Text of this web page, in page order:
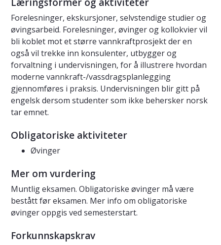
Forelesninger, ekskursjoner, selvstendige studier og
øvingsarbeid. Forelesninger, øvinger og kollokvier vil
bli koblet mot et større vannkraftprosjekt der en
også vil trekke inn konsulenter, utbygger og
forvaltning i undervisningen, for å illustrere hvordan
moderne vannkraft-/vassdragsplanlegging
gjennomføres i praksis. Undervisningen blir gitt på
engelsk dersom studenter som ikke behersker norsk
tar emnet.
Obligatoriske aktiviteter
Øvinger
Mer om vurdering
Muntlig eksamen. Obligatoriske øvinger må være
bestått før eksamen. Mer info om obligatoriske
øvinger oppgis ved semesterstart.
Forkunnskapskrav